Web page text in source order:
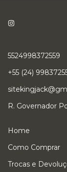
5524998372559
+55 (24)
R. Governador
Home
Como Comprar
Trocas e